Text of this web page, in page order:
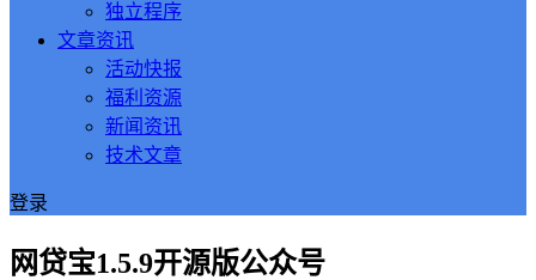
独立程序
文章资讯
活动快报
福利资源
新闻资讯
技术文章
登录
网贷宝1.5.9开源版公众号